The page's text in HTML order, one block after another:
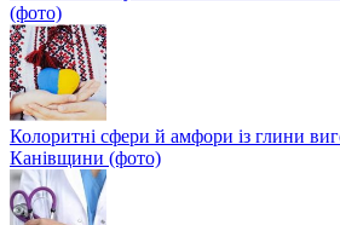
(фото)
Колоритні сфери й амфори із глини
Канівщини (фото)